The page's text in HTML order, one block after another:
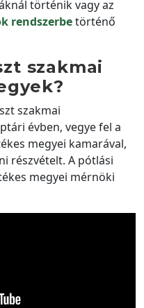
történik vagy az
rendszerbetörténő
szakmai
szakmai
évben, vegye fel a
megyei kamarával,
részvételt. A pótlási
megyei mérnöki